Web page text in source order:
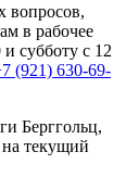
вопросов,
в рабочее
субботу с 12
(921) 630-69-
Берггольц,
текущий